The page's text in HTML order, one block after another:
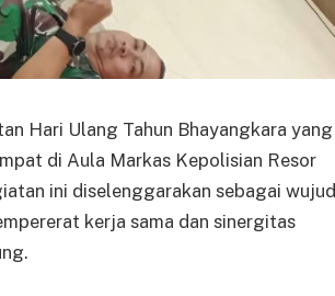
Hari Ulang Tahun Bhayangkara yang
di Aula Markas Kepolisian Resor
ini diselenggarakan sebagai wujud
kerja sama dan sinergitas